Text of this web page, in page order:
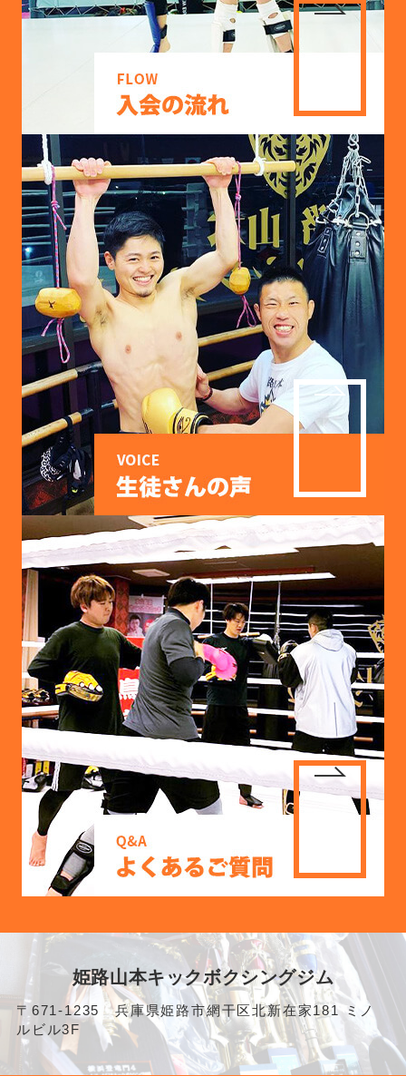
姫路山本キックボクシングジム
〒671-1235 兵庫県姫路市網干区北新在家181 ミノ
ルビル3F